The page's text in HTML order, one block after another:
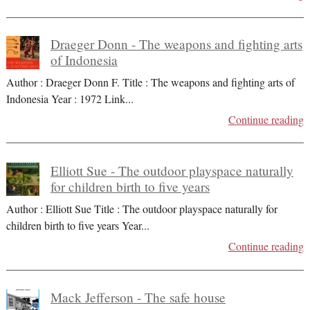
Draeger Donn - The weapons and fighting arts
of Indonesia
Author : Draeger Donn F. Title : The weapons and fighting arts of
Indonesia Year : 1972 Link...
Continue reading
Elliott Sue - The outdoor playspace naturally
for children birth to five years
Author : Elliott Sue Title : The outdoor playspace naturally for
children birth to five years Year...
Continue reading
Mack Jefferson - The safe house